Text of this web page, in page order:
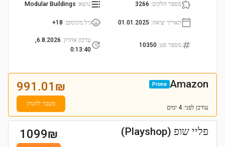
מספר חלקים:
3266 נושא:
Modular Buildings
תאריך יציאה:
01.01.2025 גיל מינימום:
18+
מספר סט:
10350
עדכון אחרון:
6.8.2026,
0:13:40
Amazon
Prime
עודכן לפני: 4 ימים
991.01 ₪
מעבר לחנות
פליי שופ (Playshop) 1099₪